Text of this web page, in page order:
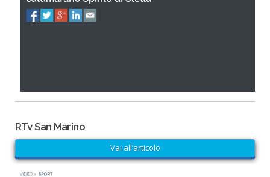
RTv San Marino
Vai all’articolo